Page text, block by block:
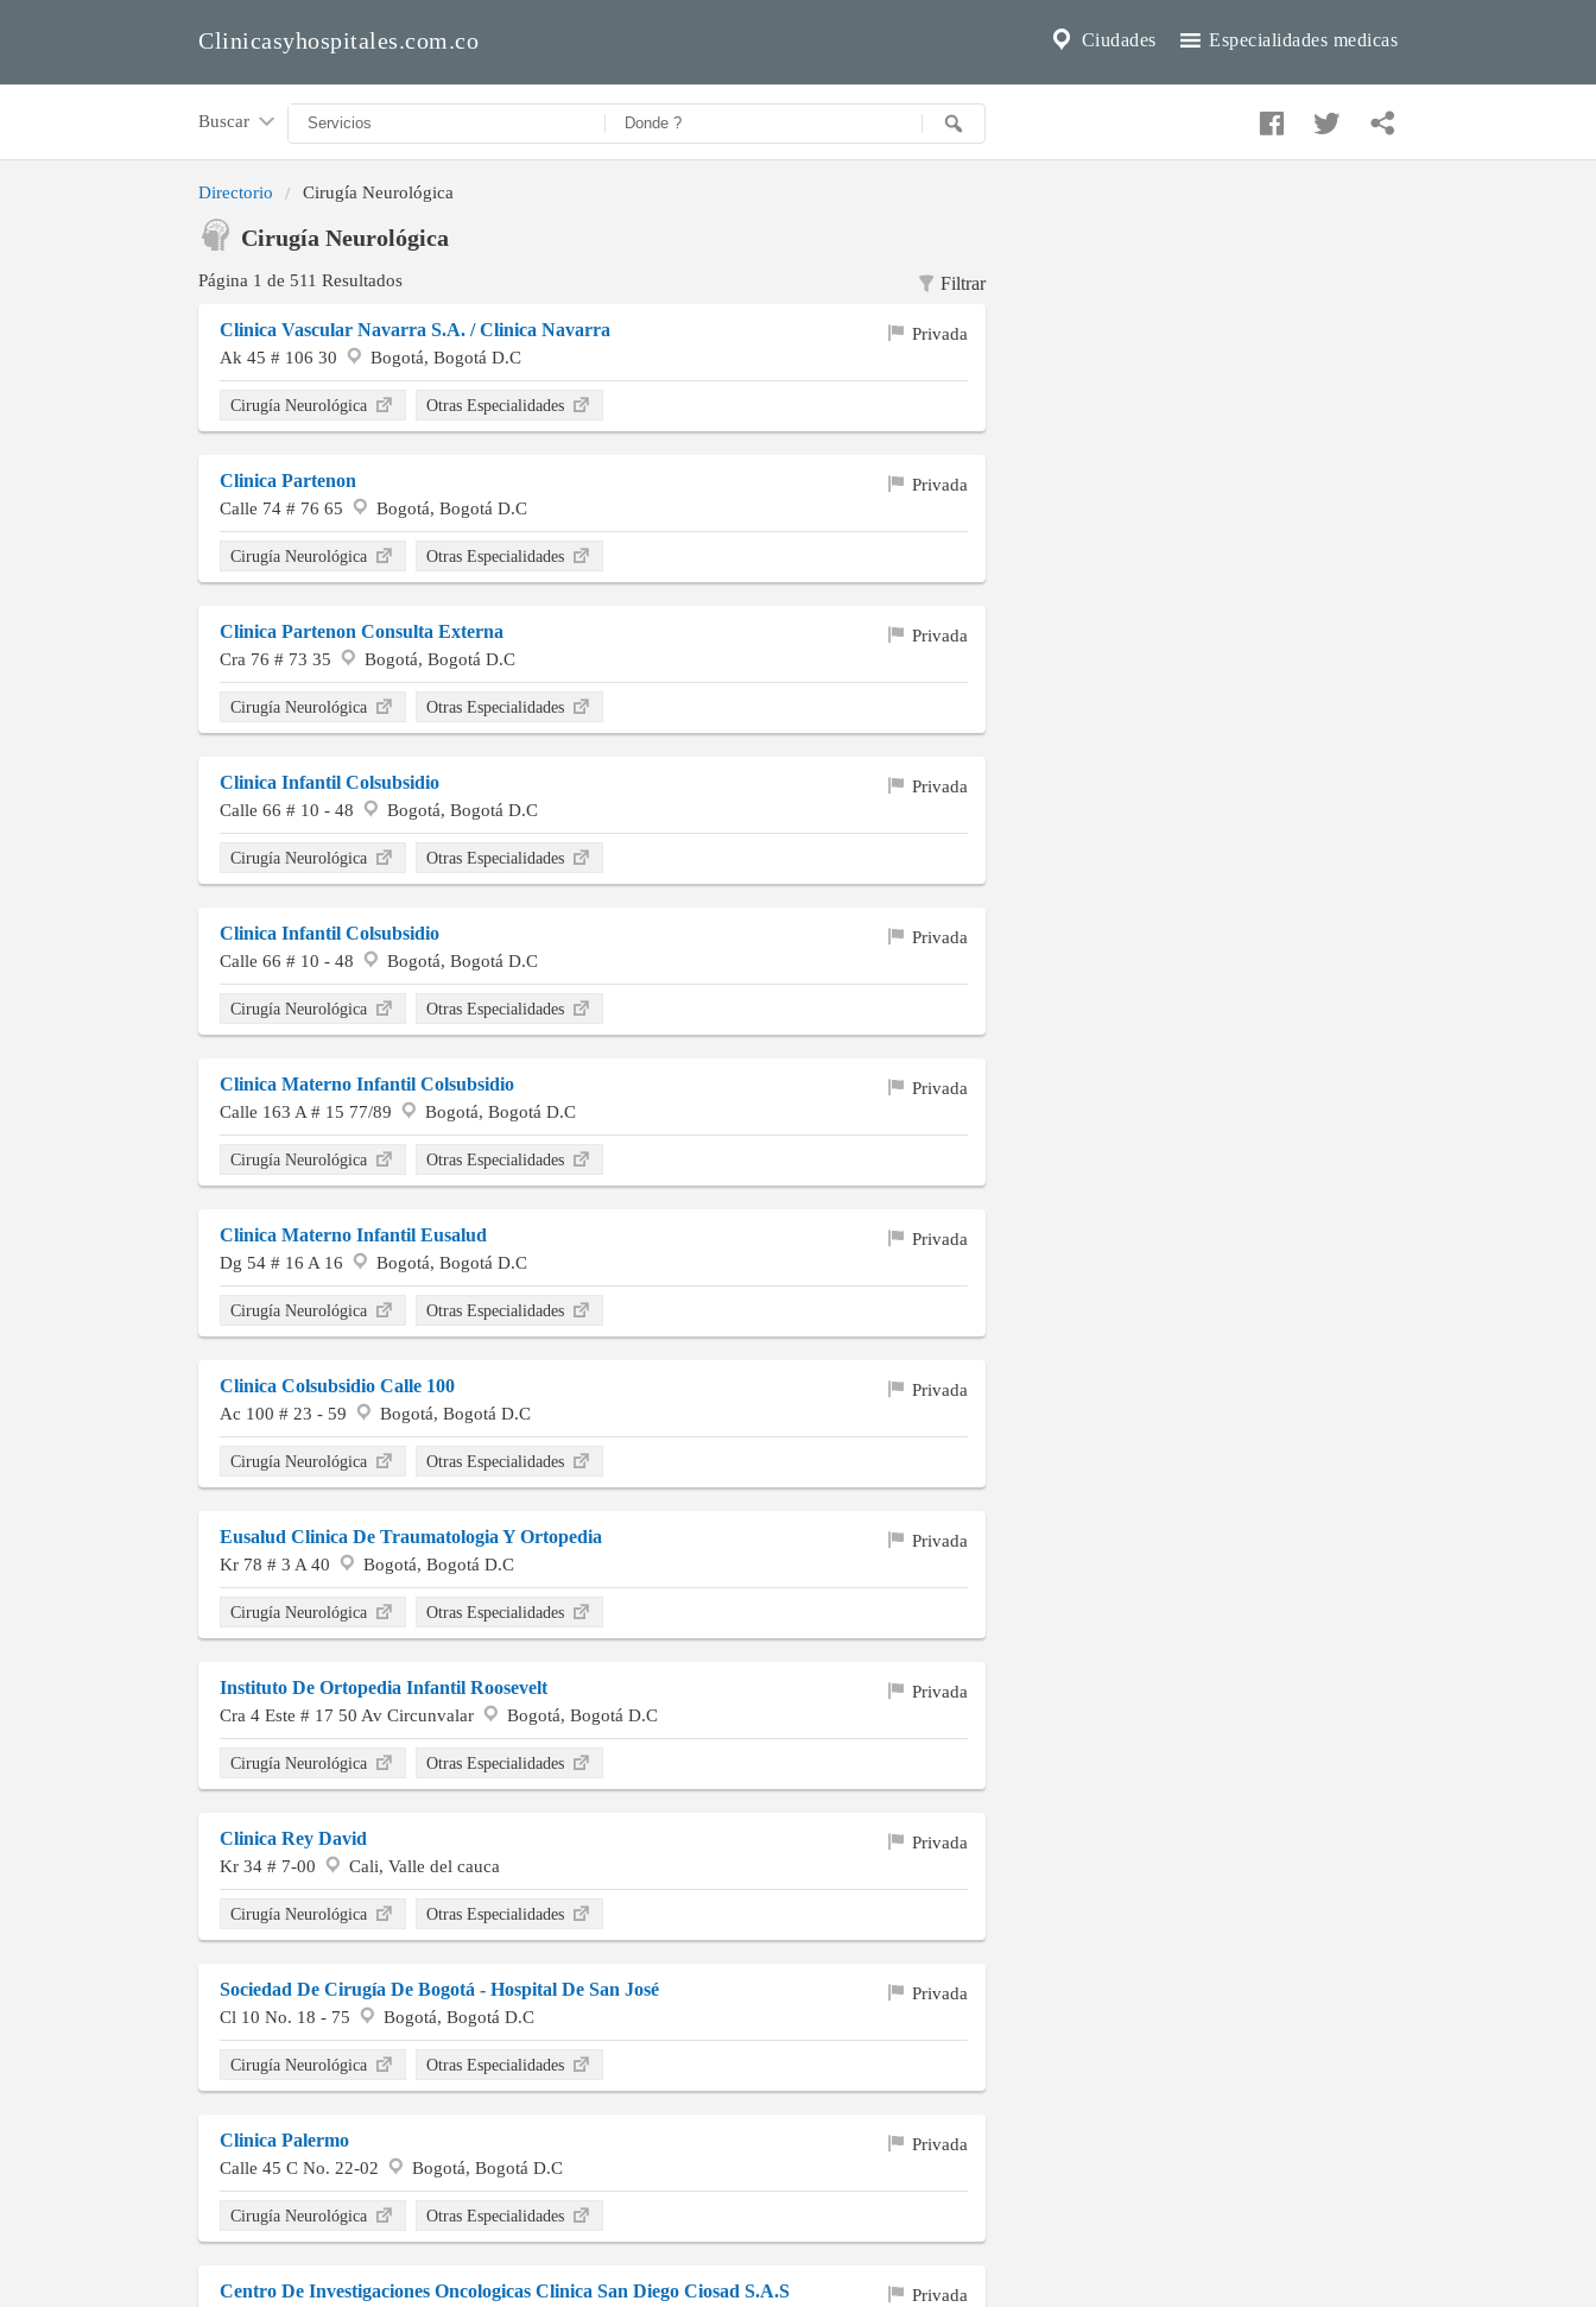
Especialidades medicas
Ciudades
Clinicasyhospitales.com.co
Buscar
Directorio Cirugía Neurológica
Cirugía Neurológica
Filtrar
Página 1 de 511 Resultados
Clinica Vascular Navarra S.A. / Clinica Navarra
Privada
Ak 45 # 106 30
Bogotá, Bogotá D.C
Cirugía Neurológica Otras Especialidades
Clinica Partenon
Privada
Calle 74 # 76 65
Bogotá, Bogotá D.C
Cirugía Neurológica Otras Especialidades
Clinica Partenon Consulta Externa
Privada
Cra 76 # 73 35
Bogotá, Bogotá D.C
Cirugía Neurológica Otras Especialidades
Clinica Infantil Colsubsidio
Privada
Calle 66 # 10 - 48
Bogotá, Bogotá D.C
Cirugía Neurológica Otras Especialidades
Clinica Infantil Colsubsidio
Privada
Calle 66 # 10 - 48
Bogotá, Bogotá D.C
Cirugía Neurológica Otras Especialidades
Clinica Materno Infantil Colsubsidio
Privada
Calle 163 A # 15 77/89
Bogotá, Bogotá D.C
Cirugía Neurológica Otras Especialidades
Clinica Materno Infantil Eusalud
Privada
Dg 54 # 16 A 16
Bogotá, Bogotá D.C
Cirugía Neurológica Otras Especialidades
Clinica Colsubsidio Calle 100
Privada
Ac 100 # 23 - 59
Bogotá, Bogotá D.C
Cirugía Neurológica Otras Especialidades
Eusalud Clinica De Traumatologia Y Ortopedia
Privada
Kr 78 # 3 A 40
Bogotá, Bogotá D.C
Cirugía Neurológica Otras Especialidades
Instituto De Ortopedia Infantil Roosevelt
Privada
Cra 4 Este # 17 50 Av Circunvalar
Bogotá, Bogotá D.C
Cirugía Neurológica Otras Especialidades
Clinica Rey David
Privada
Kr 34 # 7-00
Cali, Valle del cauca
Cirugía Neurológica Otras Especialidades
Sociedad De Cirugía De Bogotá - Hospital De San José
Privada
Cl 10 No. 18 - 75
Bogotá, Bogotá D.C
Cirugía Neurológica Otras Especialidades
Clinica Palermo
Privada
Calle 45 C No. 22-02
Bogotá, Bogotá D.C
Cirugía Neurológica Otras Especialidades
Centro De Investigaciones Oncologicas Clinica San Diego Ciosad S.A.S
Privada